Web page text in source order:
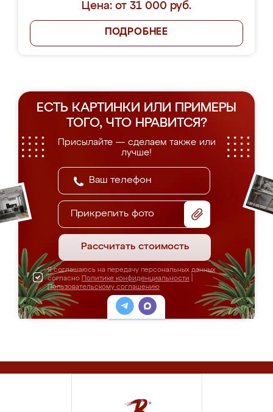
Цена: от 31 000 руб.
ПОДРОБНЕЕ
ЕСТЬ КАРТИНКИ ИЛИ ПРИМЕРЫ
ТОГО, ЧТО НРАВИТСЯ?
Присылайте — сделаем также или
лучше!
Прикрепить фото
Рассчитать стоимость
Я соглашаюсь на передачу персональных данных
согласно Политике конфиденциальности
Пользовательскому соглашению